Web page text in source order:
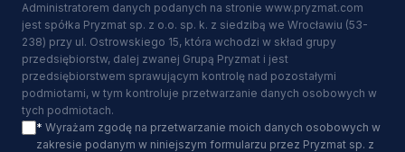
Administratorem danych podanych na stronie www.pryzmat.com
jest spółka Pryzmat sp. z o.o. sp. k. z siedzibą we Wrocławiu (53-
238) przy ul. Ostrowskiego 15, która wchodzi w skład grupy
przedsiębiorstw, dalej zwanej Grupą Pryzmat i jest
przedsiębiorstwem sprawującym kontrolę nad pozostałymi
podmiotami, w tym kontroluje przetwarzanie danych osobowych w
tych podmiotach.
* Wyrażam zgodę na przetwarzanie moich danych osobowych w
zakresie podanym w niniejszym formularzu przez Pryzmat sp. z